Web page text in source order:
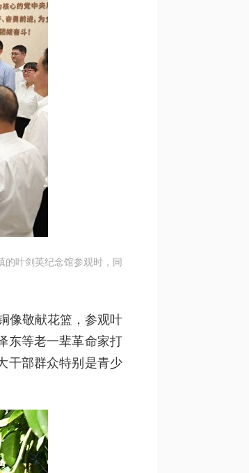
叶剑英纪念馆参观时，同
像敬献花篮，参观叶
东等老一辈革命家打
干部群众特别是青少